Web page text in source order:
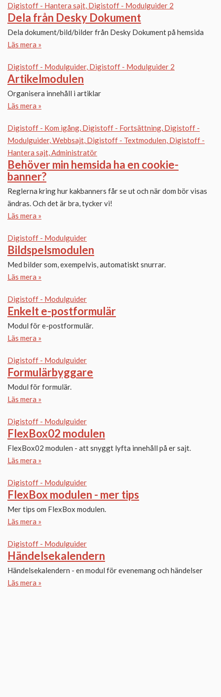
Digistoff - Hantera sajt Digistoff - Modulguider 2
Dela från Desky Dokument
Dela dokument/bild/bilder från Desky Dokument på hemsida
Läs mera »
Digistoff - Modulguider Digistoff - Modulguider 2
Artikelmodulen
Organisera innehåll i artiklar
Läs mera »
Digistoff - Kom igång Digistoff - Fortsättning Digistoff -
Modulguider Webbsajt Digistoff - Textmodulen Digistoff -
Hantera sajt Administratör
Behöver min hemsida ha en cookie-
banner?
Reglerna kring hur kakbanners får se ut och när dom bör visas
ändras. Och det är bra, tycker vi!
Läs mera »
Digistoff - Modulguider
Bildspelsmodulen
Med bilder som, exempelvis, automatiskt snurrar.
Läs mera »
Digistoff - Modulguider
Enkelt e-postformulär
Modul för e-postformulär.
Läs mera »
Digistoff - Modulguider
Formulärbyggare
Modul för formulär.
Läs mera »
Digistoff - Modulguider
FlexBox02 modulen
FlexBox02 modulen - att snyggt lyfta innehåll på er sajt.
Läs mera »
Digistoff - Modulguider
FlexBox modulen - mer tips
Mer tips om FlexBox modulen.
Läs mera »
Digistoff - Modulguider
Händelsekalendern
Händelsekalendern - en modul för evenemang och händelser
Läs mera »